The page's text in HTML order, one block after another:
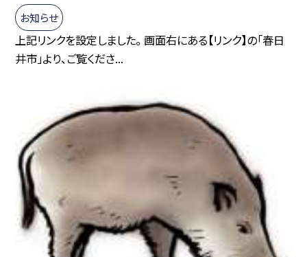
お知らせ
上記リンクを設定しました。 画面右にある【リンク】の「春日
井市」より、ご覧くださ...